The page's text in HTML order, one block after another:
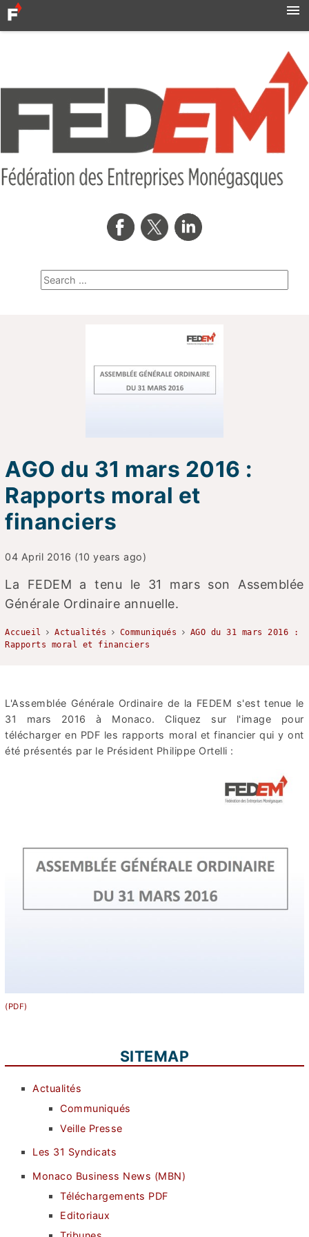
MBN
Formation professionnelle
AGO du 31 mars 2016 :
Rapports moral et
financiers
04 April 2016 (10 years ago)
La FEDEM a tenu le 31 mars son Assemblée
Générale Ordinaire annuelle.
Accueil Actualités Communiqués
AGO du 31 mars 2016 :
Rapports moral et financiers
L'Assemblée Générale Ordinaire de la FEDEM s'est tenue le
31 mars 2016 à Monaco. Cliquez sur l'image pour
télécharger en PDF les rapports moral et financier qui y ont
été présentés par le Président Philippe Ortelli :
SITEMAP
Actualités
Communiqués
Veille Presse
Les 31 Syndicats
Monaco Business News (MBN)
Téléchargements PDF
Editoriaux